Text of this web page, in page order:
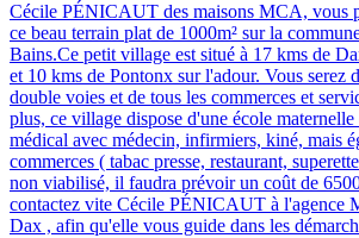
Cécile PÉNICAUT des maisons MCA, vous
ce beau terrain plat de 1000m² sur la
Bains.Ce petit village est situé à 17 kms de
et 10 kms de Pontonx sur l'adour. Vous serez
double voies et de tous les commerces et
plus, ce village dispose d'une école
médical avec médecin, infirmiers, kiné, mais
commerces ( tabac presse, restaurant,
non viabilisé, il faudra prévoir un coût de
contactez vite Cécile PÉNICAUT à l'agence
Dax , afin qu'elle vous guide dans les